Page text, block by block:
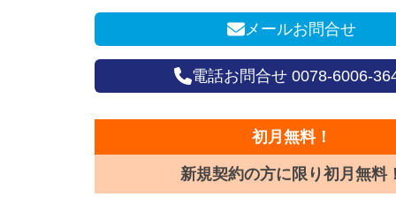
メールお問合せ
電話お問合せ 0078-6006-
初月無料！
新規契約の方に限り初月無料